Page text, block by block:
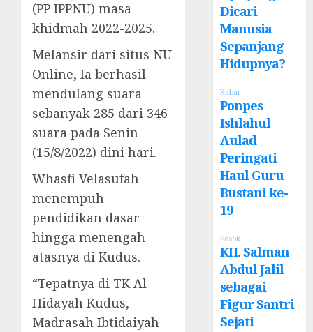
(PP IPPNU) masa
khidmah 2022-2025.
Melansir dari situs NU
Online, Ia berhasil
mendulang suara
sebanyak 285 dari 346
suara pada Senin
(15/8/2022) dini hari.
Whasfi Velasufah
menempuh
pendidikan dasar
hingga menengah
atasnya di Kudus.
“Tepatnya di TK Al
Hidayah Kudus,
Madrasah Ibtidaiyah
Dicari
Manusia
Sepanjang
Hidupnya?
Kabar
Ponpes
Ishlahul
Aulad
Peringati
Haul Guru
Bustani ke-
19
Sosok
KH. Salman
Abdul Jalil
sebagai
Figur Santri
Sejati